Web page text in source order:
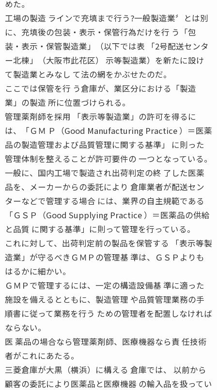
めた。
工場の製造 ラインで充填まで行う?一般製造業〞とは別
に、充填後の包装・表示・保管行為だけを行 う「包
装・表示・保管製造業」（以下では表 「2号配送センタ
ー北棟」（大阪市此花区） 示等製造業）を新たに設け
て製造業とみなし て法の網をかぶせたのだ。
ここでは保管を行 う倉庫が、業区分における「製造
業」の製造 所に位置づけられる。
管理薬剤師を採用 「表示等製造業」の許可を得るに
は、「ＧＭ Ｐ（Good Manufacturing Practice ）＝医薬
品の製造管理および品質管理に関する基準」 に則った
管理体制を整えることが許可要件の 一つとなっている。
一般に、国内工場で製造され出荷判定の終 了した医薬
品を、メーカーからの委託により 倉庫業者が配送セン
ターなどで管理する場合 には、業界の自主規範である
「ＧＳＰ（Good Supplying Practice ）＝医薬品の供給
と品質 に関する基準」に則って管理を行っている。
これに対して、出荷判定前の製品を保管する 「表示等製
造業」が守るべきＧＭＰの管理基 準は、ＧＳＰよりも
はるかに細かい。
ＧＭＰで管理するには、一定の構造設備基 準に適った
施設を備えるとともに、製造管理 や品質管理業務の手
順書に従って業務を行う ための管理者を配置しなければ
ならない。
医 薬品の場合なら管理薬剤師、医療機器なら責 任技術
者がこれにあたる。
三菱倉庫が大黒（横浜）に構える 倉庫では、 以前から
顧客の委託により医薬品と医療機器 の輸入品を扱ってい